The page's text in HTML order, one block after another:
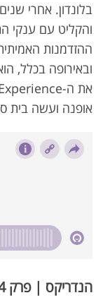
בלונדון. אחרי
והקליט עם ענקי
ההזדמנות
ובאירופה בכלל,
אופנה ועשה בית
הנדריקס | פרק 4: חדר מלא במראות
a
r
c
h
o
r